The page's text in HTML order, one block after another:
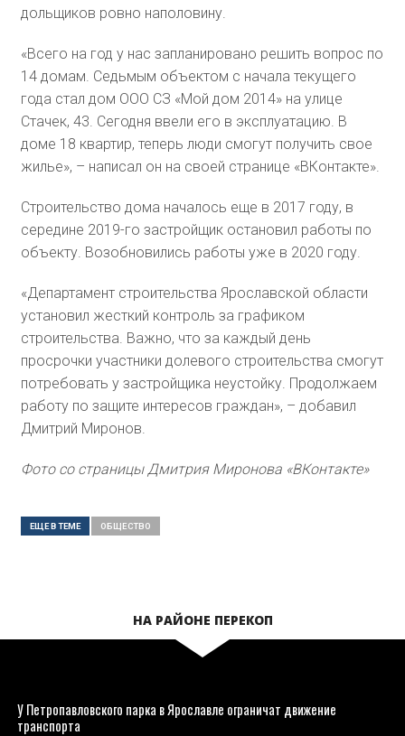
дольщиков ровно наполовину.
«Всего на год у нас запланировано решить вопрос по
14 домам. Седьмым объектом с начала текущего
года стал дом ООО СЗ «Мой дом 2014» на улице
Стачек, 43. Сегодня ввели его в эксплуатацию. В
доме 18 квартир, теперь люди смогут получить свое
жилье», – написал он на своей странице «ВКонтакте».
Строительство дома началось еще в 2017 году, в
середине 2019-го застройщик остановил работы по
объекту. Возобновились работы уже в 2020 году.
«Департамент строительства Ярославской области
установил жесткий контроль за графиком
строительства. Важно, что за каждый день
просрочки участники долевого строительства смогут
потребовать у застройщика неустойку. Продолжаем
работу по защите интересов граждан», – добавил
Дмитрий Миронов.
Фото со страницы Дмитрия Миронова «ВКонтакте»
ЕЩЕ В ТЕМЕ ОБЩЕСТВO
НА РАЙОНЕ ПЕРЕКОП
У Петропавловского парка в Ярославле ограничат движение
транспорта